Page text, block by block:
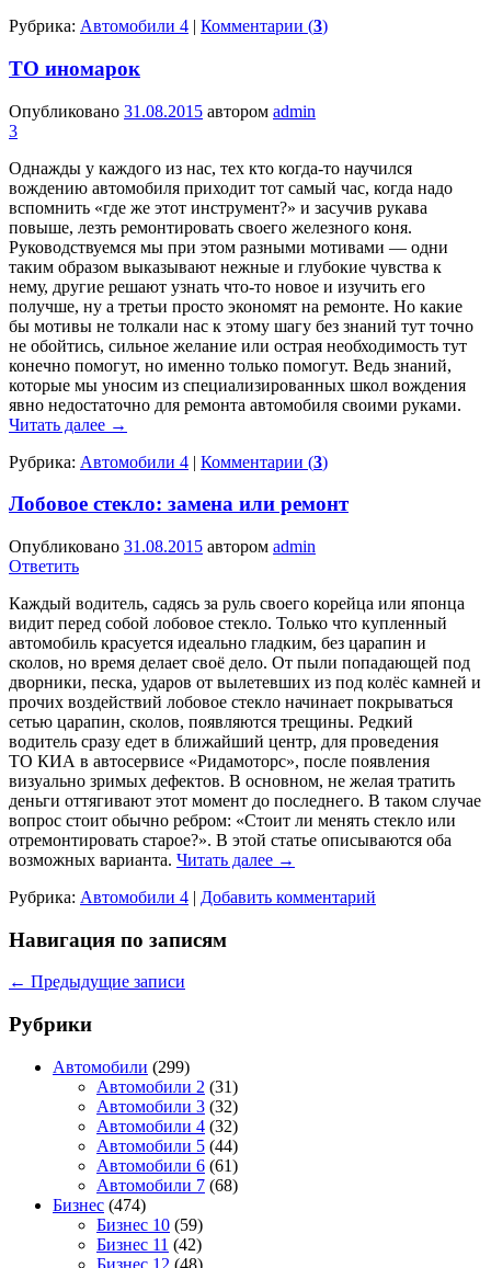
Рубрика: Автомобили 4 | Комментарии (3)
ТО иномарок
Опубликовано 31.08.2015 автором admin
3
Однажды у каждого из нас, тех кто когда-то научился
вождению автомобиля приходит тот самый час, когда надо
вспомнить «где же этот инструмент?» и засучив рукава
повыше, лезть ремонтировать своего железного коня.
Руководствуемся мы при этом разными мотивами — одни
таким образом выказывают нежные и глубокие чувства к
нему, другие решают узнать что-то новое и изучить его
получше, ну а третьи просто экономят на ремонте. Но какие
бы мотивы не толкали нас к этому шагу без знаний тут точно
не обойтись, сильное желание или острая необходимость тут
конечно помогут, но именно только помогут. Ведь знаний,
которые мы уносим из специализированных школ вождения
явно недостаточно для ремонта автомобиля своими руками.
Читать далее →
Рубрика: Автомобили 4 | Комментарии (3)
Лобовое стекло: замена или ремонт
Опубликовано 31.08.2015 автором admin
Ответить
Каждый водитель, садясь за руль своего корейца или японца
видит перед собой лобовое стекло. Только что купленный
автомобиль красуется идеально гладким, без царапин и
сколов, но время делает своё дело. От пыли попадающей под
дворники, песка, ударов от вылетевших из под колёс камней и
прочих воздействий лобовое стекло начинает покрываться
сетью царапин, сколов, появляются трещины. Редкий
водитель сразу едет в ближайший центр, для проведения
ТО КИА в автосервисе «Ридамоторс», после появления
визуально зримых дефектов. В основном, не желая тратить
деньги оттягивают этот момент до последнего. В таком случае
вопрос стоит обычно ребром: «Стоит ли менять стекло или
отремонтировать старое?». В этой статье описываются оба
возможных варианта. Читать далее →
Рубрика: Автомобили 4 | Добавить комментарий
Навигация по записям
← Предыдущие записи
Рубрики
Автомобили (299)
Автомобили 2 (31)
Автомобили 3 (32)
Автомобили 4 (32)
Автомобили 5 (44)
Автомобили 6 (61)
Автомобили 7 (68)
Бизнес (474)
Бизнес 10 (59)
Бизнес 11 (42)
Бизнес 12 (48)